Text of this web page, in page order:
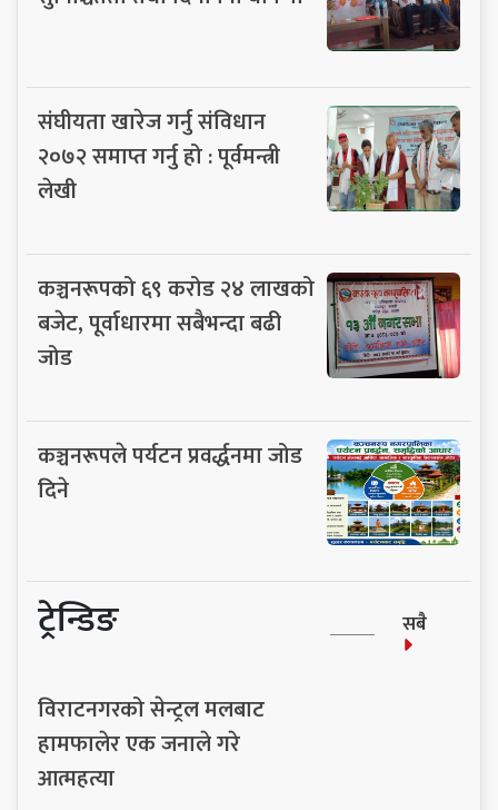
संघीयता खारेज गर्नु संविधान
२०७२ समाप्त गर्नु हो : पूर्वमन्त्री
लेखी
कञ्चनरूपको ६९ करोड २४ लाखको
बजेट, पूर्वाधारमा सबैभन्दा बढी
जोड
कञ्चनरूपले पर्यटन प्रवर्द्धनमा जोड
दिने
ट्रेन्डिङ सबै
विराटनगरको सेन्ट्रल मलबाट
हामफालेर एक जनाले गरे
आत्महत्या